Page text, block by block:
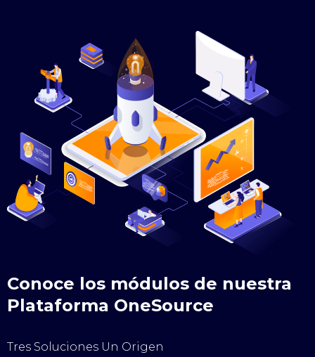
Conoce los módulos de nuestra
Plataforma OneSource
Tres Soluciones Un Origen